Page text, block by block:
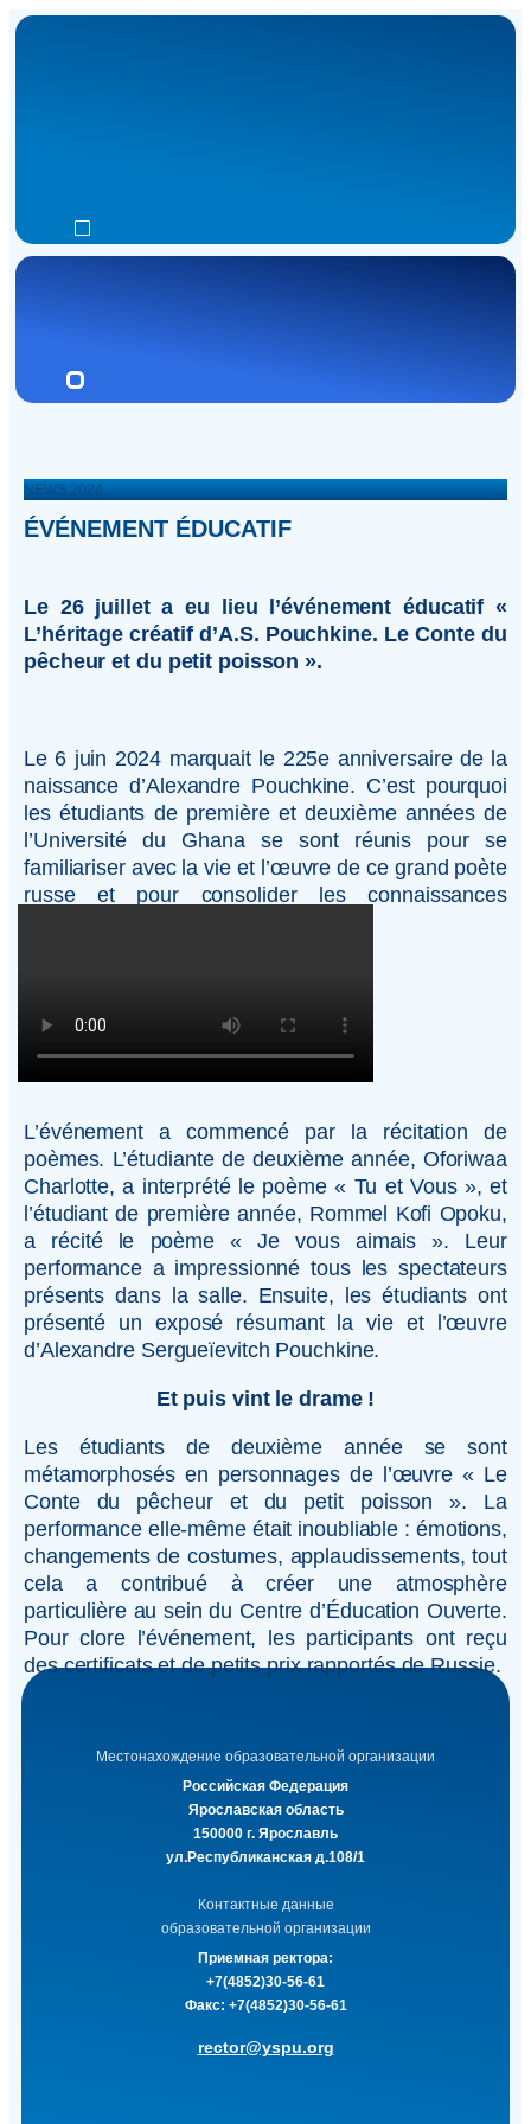
NEWS 2024
ÉVÉNEMENT ÉDUCATIF
Le 26 juillet a eu lieu l’événement éducatif «
L’héritage créatif d’A.S. Pouchkine. Le Conte du
pêcheur et du petit poisson ».
Le 6 juin 2024 marquait le 225e anniversaire de la
naissance d’Alexandre Pouchkine. C’est pourquoi
les étudiants de première et deuxième années de
l’Université du Ghana se sont réunis pour se
familiariser avec la vie et l’œuvre de ce grand poète
russe et pour consolider les connaissances
L’événement a commencé par la récitation de
poèmes. L’étudiante de deuxième année, Oforiwaa
Charlotte, a interprété le poème « Tu et Vous », et
l’étudiant de première année, Rommel Kofi Opoku,
a récité le poème « Je vous aimais ». Leur
performance a impressionné tous les spectateurs
présents dans la salle. Ensuite, les étudiants ont
présenté un exposé résumant la vie et l’œuvre
d’Alexandre Sergueïevitch Pouchkine.
Et puis vint le drame !
Les étudiants de deuxième année se sont
métamorphosés en personnages de l’œuvre « Le
Conte du pêcheur et du petit poisson ». La
performance elle-même était inoubliable : émotions,
changements de costumes, applaudissements, tout
cela a contribué à créer une atmosphère
particulière au sein du Centre d’Éducation Ouverte.
Pour clore l’événement, les participants ont reçu
des certificats et de petits prix rapportés de Russie.
Местонахождение образовательной организации
Российская Федерация
Ярославская область
150000 г. Ярославль
ул.Республиканская д.108/1
Контактные данные
образовательной организации
Приемная ректора:
+7(4852)30-56-61
Факс: +7(4852)30-56-61
rector@yspu.org